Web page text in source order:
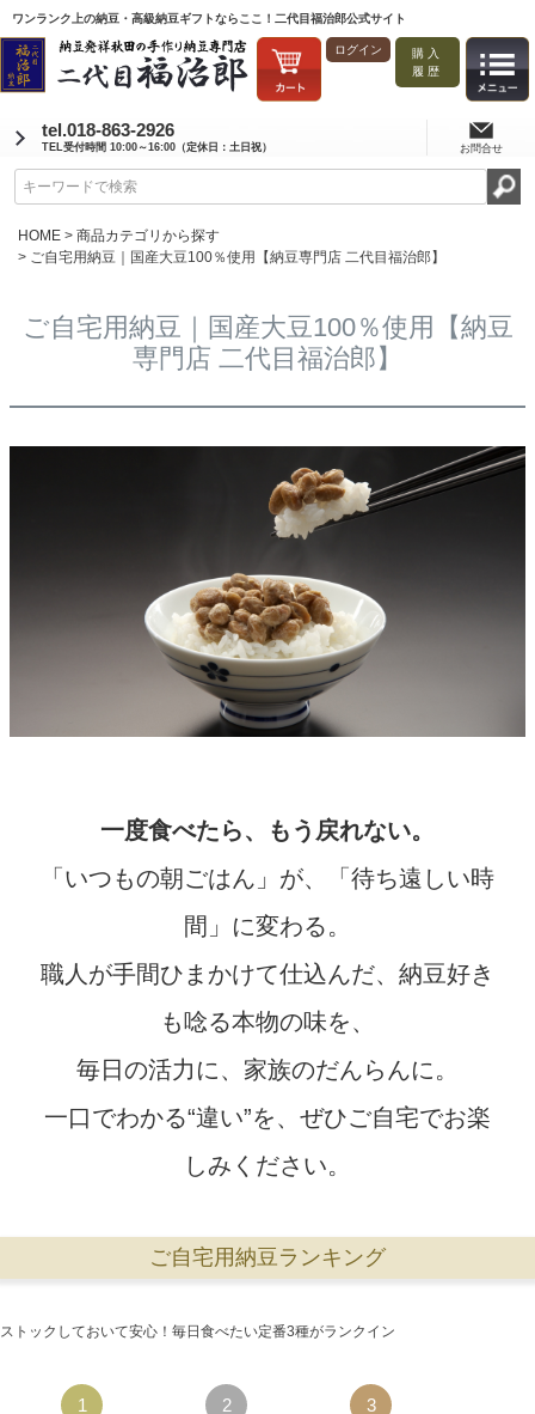
ワンランク上の納豆・高級納豆ギフトならここ！二代目福治郎公式サイト
ログイン
購入
履歴
tel.018-863-2926
TEL受付時間 10:00～16:00（定休日：土日祝） お問合せ
HOME
商品カテゴリから探す
ご自宅用納豆｜国産大豆100％使用【納豆専門店 二代目福治郎】
ご自宅用納豆｜国産大豆100％使用【納豆
専門店 二代目福治郎】
一度食べたら、もう戻れない。
「いつもの朝ごはん」が、「待ち遠しい時
間」に変わる。
職人が手間ひまかけて仕込んだ、納豆好き
も唸る本物の味を、
毎日の活力に、家族のだんらんに。
一口でわかる“違い”を、ぜひご自宅でお楽
しみください。
ご自宅用納豆ランキング
ストックしておいて安心！毎日食べたい定番3種がランクイン